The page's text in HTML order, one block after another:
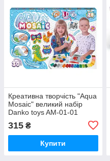
Креативна творчість "Aqua
Mosaic" великий набір
Danko toys AM-01-01
315 ₴
Купити